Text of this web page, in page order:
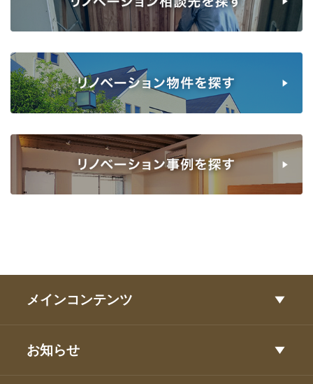
メインコンテンツ
お知らせ